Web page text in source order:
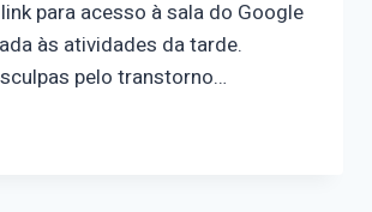
para acesso à sala do Google
às atividades da tarde.
pelo transtorno…